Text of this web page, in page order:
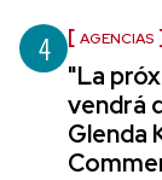
4 AGENCIAS
"La
vendrá
Glenda